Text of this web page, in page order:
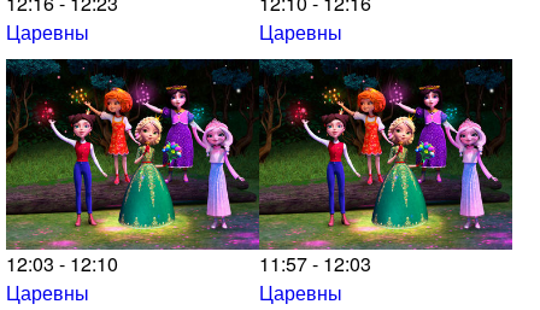
Царевны
Царевны
12:03 - 12:10
Царевны
11:57 - 12:03
Царевны